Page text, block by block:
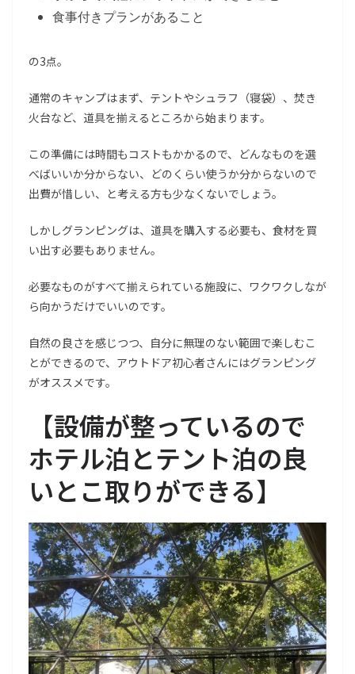
食事付きプランがあること
の3点。
通常のキャンプはまず、テントやシュラフ（寝袋）、焚き
火台など、道具を揃えるところから始まります。
この準備には時間もコストもかかるので、どんなものを選
べばいいか分からない、どのくらい使うか分からないので
出費が惜しい、と考える方も少なくないでしょう。
しかしグランピングは、道具を購入する必要も、食材を買
い出す必要もありません。
必要なものがすべて揃えられている施設に、ワクワクしなが
ら向かうだけでいいのです。
自然の良さを感じつつ、自分に無理のない範囲で楽しむこ
とができるので、アウトドア初心者さんにはグランピング
がオススメです。
【設備が整っているので
ホテル泊とテント泊の良
いとこ取りができる】